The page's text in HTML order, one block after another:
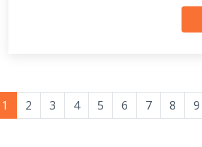
1 2 3 4 5 6 7 8 9